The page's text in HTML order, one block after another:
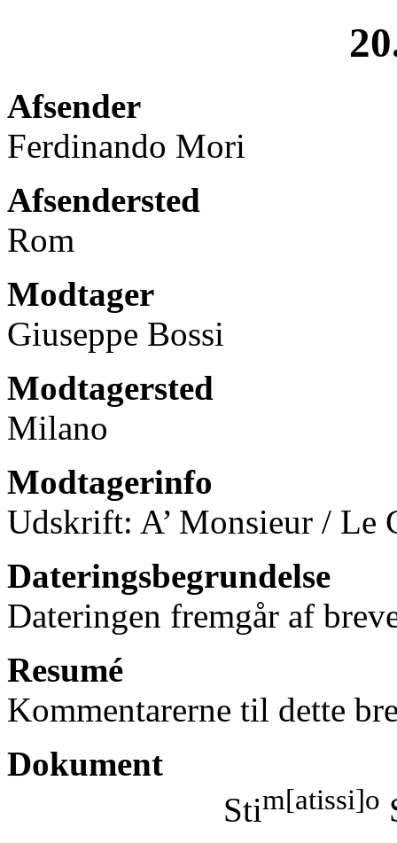
Afsender
Ferdinando Mori
Afsendersted
Rom
Modtager
Giuseppe Bossi
Modtagersted
Milano
Modtagerinfo
Udskrift: A’ Monsieur / Le
Dateringsbegrundelse
Dateringen fremgår af
Resumé
Kommentarerne til dette
Dokument
Stim[atissi]o